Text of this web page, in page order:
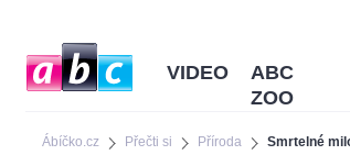
Ábíčko.cz Přečti si Příroda Smrtelné
VIDEO
ABC
ZOO